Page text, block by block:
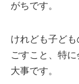
がちです。
けれども子ど
ごすこと、特
大事です。